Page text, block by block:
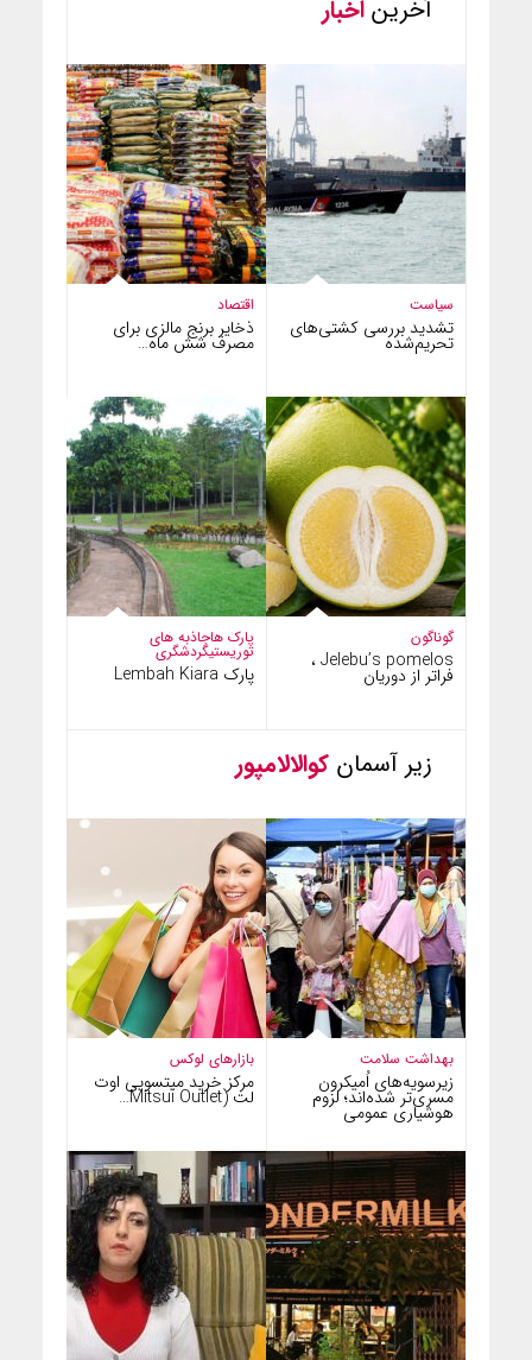
آخریناخبار
اقتصاد
ذخایر برنج مالزی برای
مصرف شش ماه…
سیاست
تشدید بررسی کشتی‌های
تحریم‌شده
پارک هاجاذبه های
توریستیگردشگری
پارک Lembah Kiara
گوناگون
Jelebu’s pomelos ،
فراتر از دوریان
زیر آسمان کوالالامپور
بازارهای لوکس
مرکز خرید میتسویی اوت
لت (Mitsui Outlet…
بهداشت سلامت
زیرسویه‌های اُمیکرون
مسری‌تر شده‌اند؛ لزوم
هوشیاری عمومی